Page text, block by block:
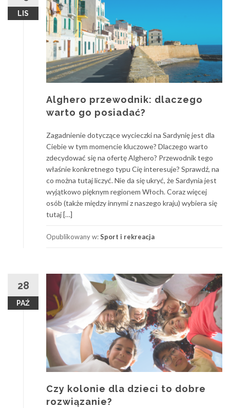
LIS
Alghero przewodnik: dlaczego
warto go posiadać?
Zagadnienie dotyczące wycieczki na Sardynię jest dla
Ciebie w tym momencie kluczowe? Dlaczego warto
zdecydować się na ofertę Alghero? Przewodnik tego
właśnie konkretnego typu Cię interesuje? Sprawdź, na
co można tutaj liczyć. Nie da się ukryć, że Sardynia jest
wyjątkowo pięknym regionem Włoch. Coraz więcej
osób (także między innymi z naszego kraju) wybiera się
tutaj […]
Opublikowany w:Sport i rekreacja
28
PAŹ
Czy kolonie dla dzieci to dobre
rozwiązanie?